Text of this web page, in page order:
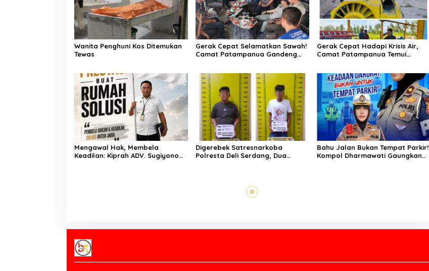
Wanita Penghuni Kos Ditemukan
Tewas
Gerak Cepat Selamatkan Sawah!
Camat Patampanua Gandeng
Menulis
Gerak Cepat Hadapi Krisis Air,
Camat Patampanua Temui
Sawah Warga
Mengawal Hak, Membela
Keadilan: Kiprah ADV. Sugiyono
Digerebek Satresnarkoba
Polresta Deli Serdang, Dua
Bahu Jalan Bukan Tempat Parkir!
Kompol Dharmawati Gaungkan
Di Tengah Terik yang Membakar
Jalan Tol, Sentuhan
Kemanusiaan Kompol
Pentingnya Sinergi Polisi dan
Patampanua Muhammad Ja’far